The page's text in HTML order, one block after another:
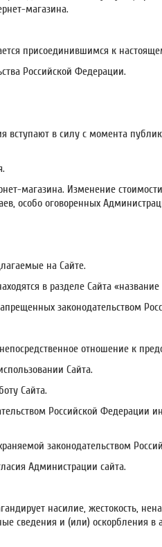
магазина.
присоединившимся к
Российской Федерации.
вступают в силу с момента
магазина. Изменение
особо оговоренных
на Сайте.
в разделе Сайта «название
законодательством
отношение к
Сайта.
Сайта.
Российской Федерации
законодательством
Администрации сайта.
насилие, жестокость,
сведения и (или) оскорбления в